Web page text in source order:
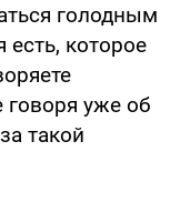
голодным
которое
уже об
такой